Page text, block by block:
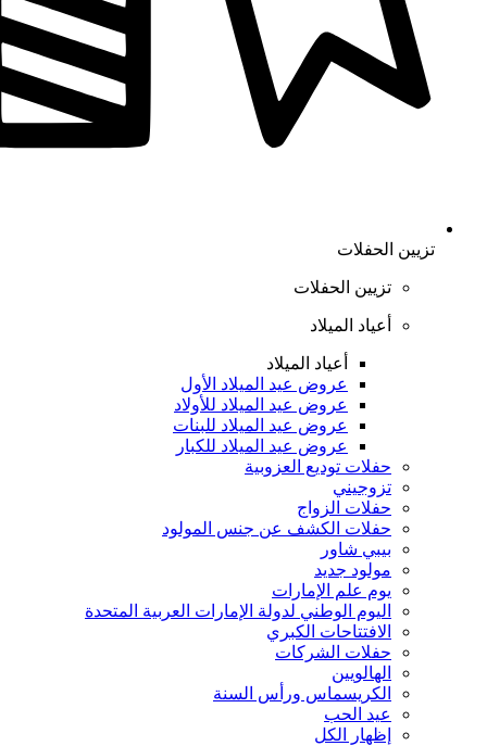
تزيين الحفلات
تزيين الحفلات
أعياد الميلاد
أعياد الميلاد
عروض عيد الميلاد الأول
عروض عيد الميلاد للأولاد
عروض عيد الميلاد للبنات
عروض عيد الميلاد للكبار
حفلات توديع العزوبية
تزوجيني
حفلات الزواج
حفلات الكشف عن جنس المولود
بيبي شاور
مولود جديد
يوم علم الإمارات
اليوم الوطني لدولة الإمارات العربية المتحدة
الافتتاحات الكبري
حفلات الشركات
الهالويين
الكريسماس ورأس السنة
عيد الحب
إظهار الكل